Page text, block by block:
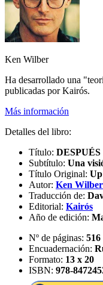
Ken Wilber
Ha desarrollado una
publicadas por Kairós.
Más información
Detalles del libro:
Título:
Subtítulo: Una
Título Original:
Autor: Ken Wilber
Traducción de:
Editorial: Kairós
Año de edición:
Nº de páginas: 516
Encuadernación:
Formato: 13 x 20
ISBN: 978-